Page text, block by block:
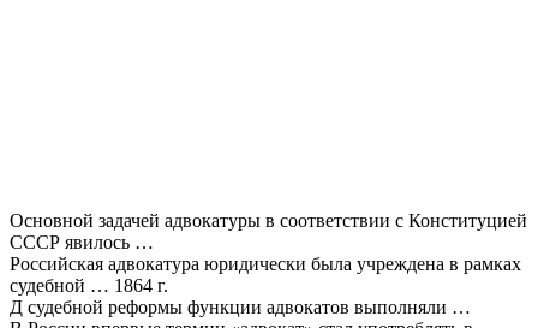
Основной задачей адвокатуры в соответствии с Конституцией
СССР явилось …
Российская адвокатура юридически была учреждена в рамках
судебной … 1864 г.
Д судебной реформы функции адвокатов выполняли …